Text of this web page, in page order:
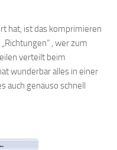
hat, ist das komprimieren
, wer zum
verteilt beim
wunderbar alles in einer
auch genauso schnell